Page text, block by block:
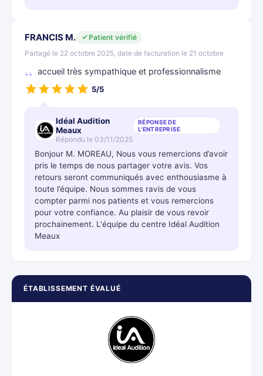
ÉTABLISSEMENT ÉVALUÉ
FRANCIS M.
Patient vérifié
Partagé le 22 octobre 2025, date de facturation le 21 octobre
accueil très sympathique et professionnalisme
5/5
Idéal Audition
Meaux
RÉPONSE DE
L'ENTREPRISE
Répondu le 03/11/2025
Bonjour M. MOREAU, Nous vous remercions d’avoir
pris le temps de nous partager votre avis. Vos
retours seront communiqués avec enthousiasme à
toute l’équipe. Nous sommes ravis de vous
compter parmi nos patients et vous remercions
pour votre confiance. Au plaisir de vous revoir
prochainement. L'équipe du centre Idéal Audition
Meaux